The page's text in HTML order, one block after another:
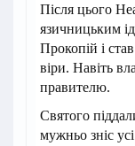
Після цього
язичницьким
Прокопій і
віри. Навіть
правителю.
Святого
мужньо зніс